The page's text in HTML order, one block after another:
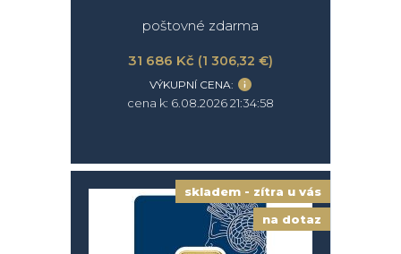
poštovné zdarma
31 686 Kč (1 306,32 €)
VÝKUPNÍ CENA:
cena k: 6.08.2026 21:34:58
skladem - zítra u vás
na dotaz